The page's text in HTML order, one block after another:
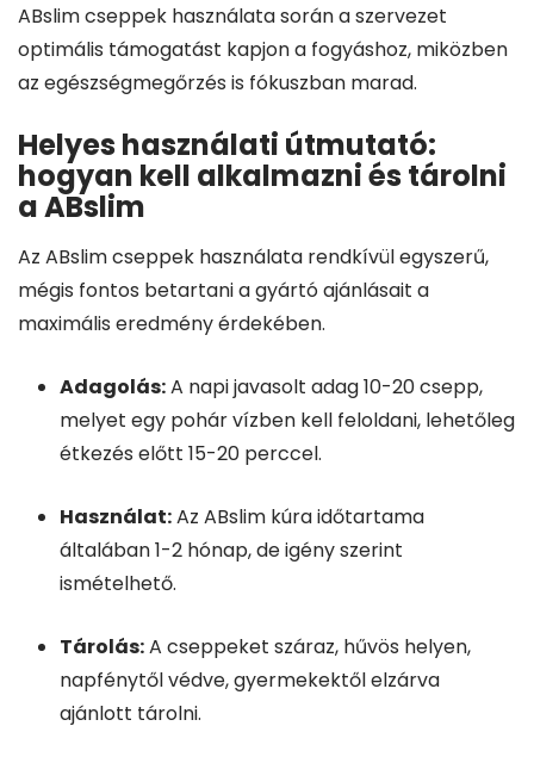
ABslim cseppek használata során a szervezet
optimális támogatást kapjon a fogyáshoz, miközben
az egészségmegőrzés is fókuszban marad.
Helyes használati útmutató:
hogyan kell alkalmazni és tárolni
a ABslim
Az ABslim cseppek használata rendkívül egyszerű,
mégis fontos betartani a gyártó ajánlásait a
maximális eredmény érdekében.
Adagolás:A napi javasolt adag 10-20 csepp,
melyet egy pohár vízben kell feloldani, lehetőleg
étkezés előtt 15-20 perccel.
Használat:Az ABslim kúra időtartama
általában 1-2 hónap, de igény szerint
ismételhető.
Tárolás:A cseppeket száraz, hűvös helyen,
napfénytől védve, gyermekektől elzárva
ajánlott tárolni.